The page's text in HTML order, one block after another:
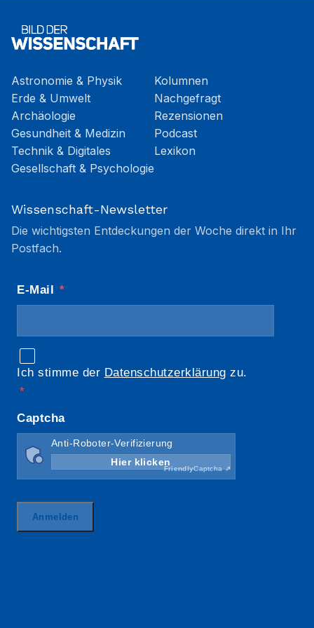
Astronomie & Physik
Erde & Umwelt
Archäologie
Gesundheit & Medizin
Technik & Digitales
Gesellschaft & Psychologie
Kolumnen
Nachgefragt
Rezensionen
Podcast
Lexikon
Wissenschaft-Newsletter
Die wichtigsten Entdeckungen der Woche direkt in Ihr
Postfach.